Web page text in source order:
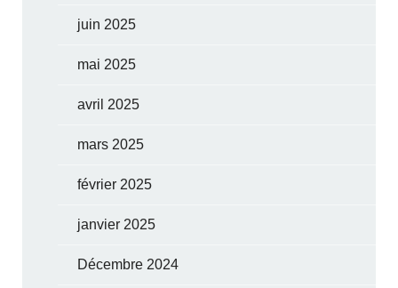
juin 2025
mai 2025
avril 2025
mars 2025
février 2025
janvier 2025
Décembre 2024